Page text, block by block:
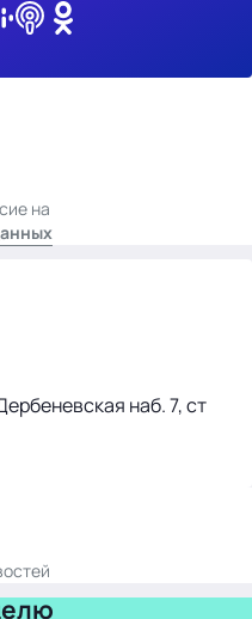
на
наб. 7, ст